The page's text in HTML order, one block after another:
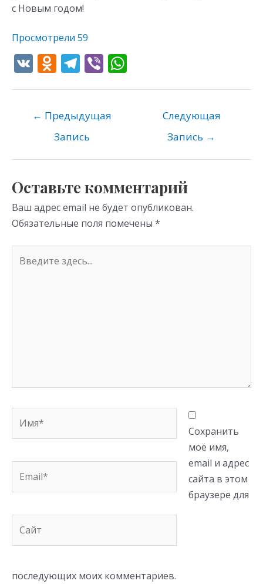
с Новым годом!
Просмотрели 59
V O
o
kl
as
ni
ki
T
gr
a
m
Vi
p
← Предыдущая
Запись
Следующая
Запись →
Оставьте комментарий
Ваш адрес email не будет опубликован.
Обязательные поля помечены *
здесь...
Сохранить
моё имя,
email и адрес
сайта в этом
браузере для
последующих моих комментариев.